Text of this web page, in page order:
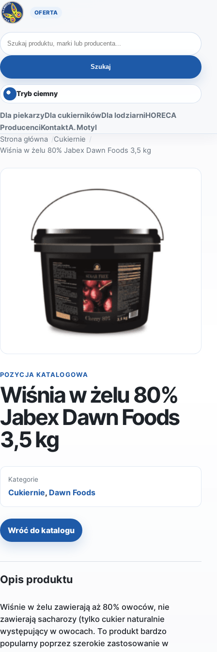
Oferta A. Motyl
Szukaj produktów
Szukaj
Tryb ciemny
Dla piekarzyDla cukiernikówDla lodziarniHORECA
ProducenciKontaktA. Motyl
Strona główna
Cukiernie
Wiśnia w żelu 80% Jabex Dawn Foods 3,5 kg
POZYCJA KATALOGOWA
Wiśnia w żelu 80%
Jabex Dawn Foods
3,5 kg
Kategorie
Cukiernie, Dawn Foods
Wróć do katalogu
Opis produktu
Wiśnie w żelu zawierają aż 80% owoców, nie
zawierają sacharozy (tylko cukier naturalnie
występujący w owocach. To produkt bardzo
popularny poprzez szerokie zastosowanie w